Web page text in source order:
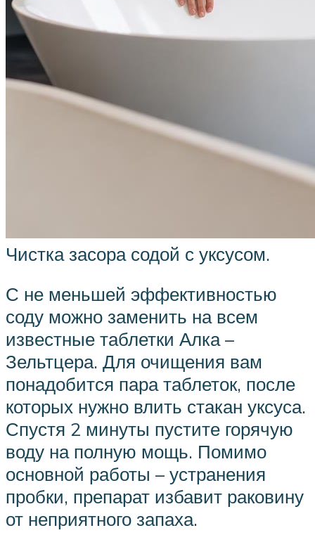
Чистка засора содой с уксусом.
С не меньшей эффективностью
соду можно заменить на всем
известные таблетки Алка –
Зельтцера. Для очищения вам
понадобится пара таблеток, после
которых нужно влить стакан уксуса.
Спустя 2 минуты пустите горячую
воду на полную мощь. Помимо
основной работы – устранения
пробки, препарат избавит раковину
от неприятного запаха.